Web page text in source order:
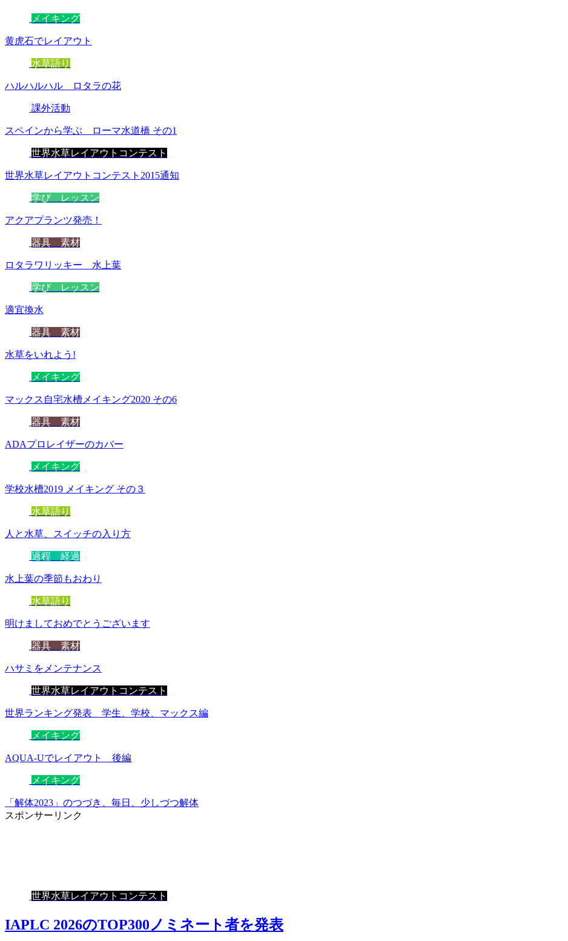
メイキング
黄虎石でレイアウト
水草語り
ハルハルハル ロタラの花
課外活動
スペインから学ぶ ローマ水道橋 その1
世界水草レイアウトコンテスト
世界水草レイアウトコンテスト2015通知
学び レッスン
アクアプランツ発売！
器具 素材
ロタラワリッキー 水上葉
学び レッスン
適宜換水
器具 素材
水草をいれよう!
メイキング
マックス自宅水槽メイキング2020 その6
器具 素材
ADAプロレイザーのカバー
メイキング
学校水槽2019 メイキング その３
水草語り
人と水草、スイッチの入り方
過程 経過
水上葉の季節もおわり
水草語り
明けましておめでとうございます
器具 素材
ハサミをメンテナンス
世界水草レイアウトコンテスト
世界ランキング発表 学生、学校、マックス編
メイキング
AQUA-Uでレイアウト 後編
メイキング
「解体2023」のつづき、毎日、少しづつ解体
スポンサーリンク
世界水草レイアウトコンテスト
IAPLC 2026のTOP300ノミネート者を発表